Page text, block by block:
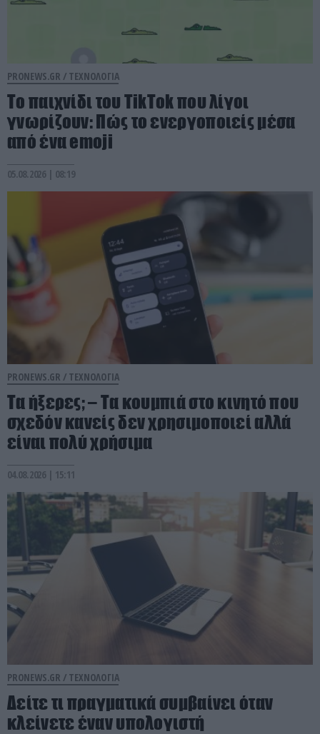
PRONEWS.GR / ΤΕΧΝΟΛΟΓΙΑ
Το παιχνίδι του TikTok που λίγοι
γνωρίζουν: Πώς το ενεργοποιείς μέσα
από ένα emoji
05.08.2026 | 08:19
PRONEWS.GR / ΤΕΧΝΟΛΟΓΙΑ
Τα ήξερες; – Τα κουμπιά στο κινητό που
σχεδόν κανείς δεν χρησιμοποιεί αλλά
είναι πολύ χρήσιμα
04.08.2026 | 15:11
PRONEWS.GR / ΤΕΧΝΟΛΟΓΙΑ
Δείτε τι πραγματικά συμβαίνει όταν
κλείνετε έναν υπολογιστή